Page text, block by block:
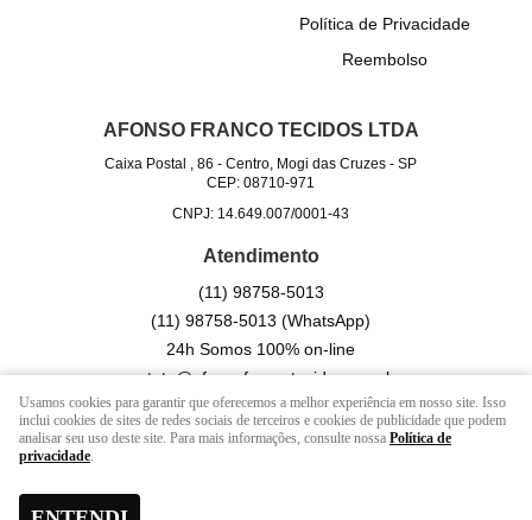
Política de Privacidade
Reembolso
AFONSO FRANCO TECIDOS LTDA
Caixa Postal , 86 -Centro, Mogi das Cruzes -SP
CEP: 08710-971
CNPJ: 14.649.007/0001-43
Atendimento
(11) 98758-5013
(11) 98758-5013(WhatsApp)
24h Somos 100% on-line
contato@afonsofrancotecidos.com.br
LOJA VIRTUAL CRIADA POR
Usamos cookies para garantir que oferecemos a melhor experiência em nosso site. Isso
inclui cookies de sites de redes sociais de terceiros e cookies de publicidade que podem
analisar seu uso deste site. Para mais informações, consulte nossa Política de
privacidade.